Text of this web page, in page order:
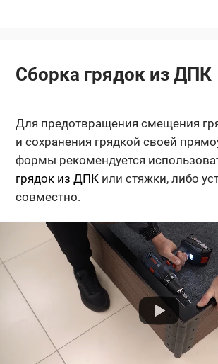
Сборка грядок из ДПК
Для предотвращения смещения
и сохранения грядкой своей
формы рекомендуется
грядок из ДПКили стяжки, либо
совместно.